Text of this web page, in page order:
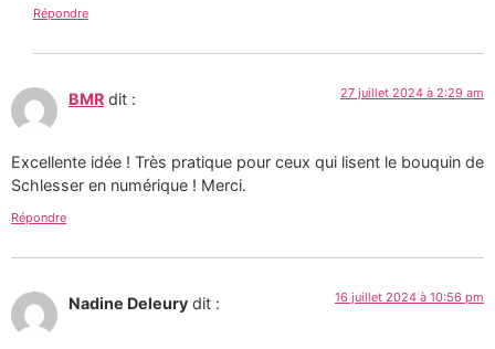
Répondre
BMR dit : 27 juillet 2024 à 2:29 am
Excellente idée ! Très pratique pour ceux qui lisent le bouquin de
Schlesser en numérique ! Merci.
Répondre
Nadine Deleury dit : 16 juillet 2024 à 10:56 pm